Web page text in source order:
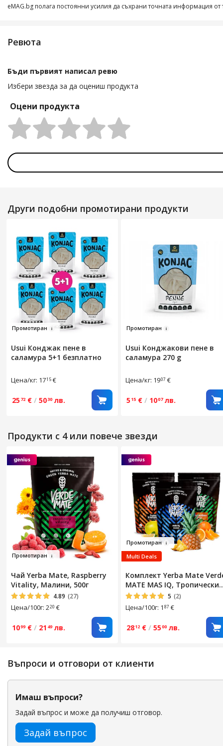
eMAG.bg полага постоянни усилия да съхрани точната информация
Ревюта
Бъди първият написал ревю
Избери звезда за да оцениш продукта
Оцени продукта
Други подобни промотирани продукти
Промотиран
Usui Конджак пене в
саламура 5+1 безплатно
Цена/кг: 1715 €
25 72 € / 5030 лв.
Промотиран
Usui Конджакови пене в
саламура 270 g
Цена/кг: 1907 €
5 15 € / 1007 лв.
Продукти с 4 или повече звезди
Промотиран
Чай Yerba Mate, Raspberry
Vitality, Малини, 500г
4.89 (27)
Цена/100г: 220 €
1099 € / 21 49 лв.
Промотиран
Multi Deals
Комплект Yerba Mate
MATE MAS IQ, Тропически
плодове, Плодове, 3x500,
1,5 кг
5 (2)
Цена/100г: 1 87 €
2812 € / 5500 лв.
Въпроси и отговори от клиенти
Имаш въпроси?
Задай въпрос и може да получиш отговор.
Задай въпрос